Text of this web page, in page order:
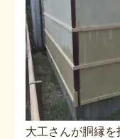
大工さんが胴縁を